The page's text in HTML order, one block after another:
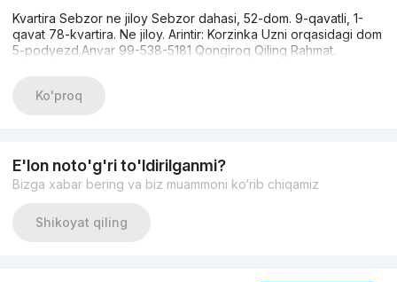
Kvartira Sebzor ne jiloy Sebzor dahasi, 52-dom. 9-qavatli, 1-
qavat 78-kvartira. Ne jiloy. Arintir: Korzinka Uzni orqasidagi dom
5-podyezd.Anvar 99-538-5181 Qongiroq Qiling Rahmat.
Ko'proq
E'lon noto'g'ri to'ldirilganmi?
Bizga xabar bering va biz muammoni ko‘rib chiqamiz
Shikoyat qiling